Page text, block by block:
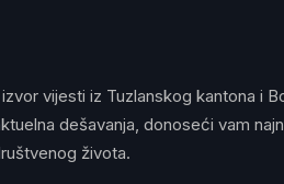
vijesti iz Tuzlanskog kantona i
dešavanja, donoseći vam
života.